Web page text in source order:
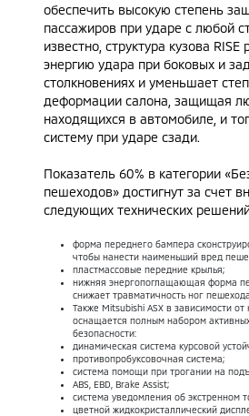
обеспечить высокую степень
пассажиров при ударе с любой
известно, структура кузова RISE
энергию удара при боковых и
столкновениях и уменьшает
деформации салона, защищая
находящихся в автомобиле, и
систему при ударе сзади.
Показатель 60% в категории
пешеходов» достигнут за счет
следующих технических
форма переднего бампера
чтобы нанести наименьший вред
пластмассовые передние крылья;
нижняя энергопоглащающая форма
снижает травматичность ног пешехода.
Также Mitsubishi ASX в зависимости от
оснащается полным набором
безопасности:
динамическая система курсовой
противопробуксовочная система;
система помощи при трогании на
ABS, EBD, Brake Assist;
система уведомления об экстренном
цветной жидкокристаллический